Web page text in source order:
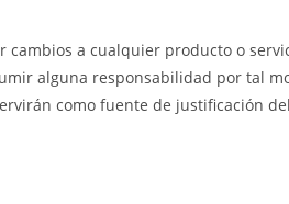
a cualquier producto o
alguna responsabilidad por tal
como fuente de justificación